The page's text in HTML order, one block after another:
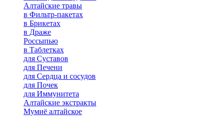
Алтайские травы
в Фильтр-пакетах
в Брикетах
в Драже
Россыпью
в Таблетках
для Cуставов
для Печени
для Сердца и сосудов
для Почек
для Иммунитета
Алтайские экстракты
Мумиё алтайское